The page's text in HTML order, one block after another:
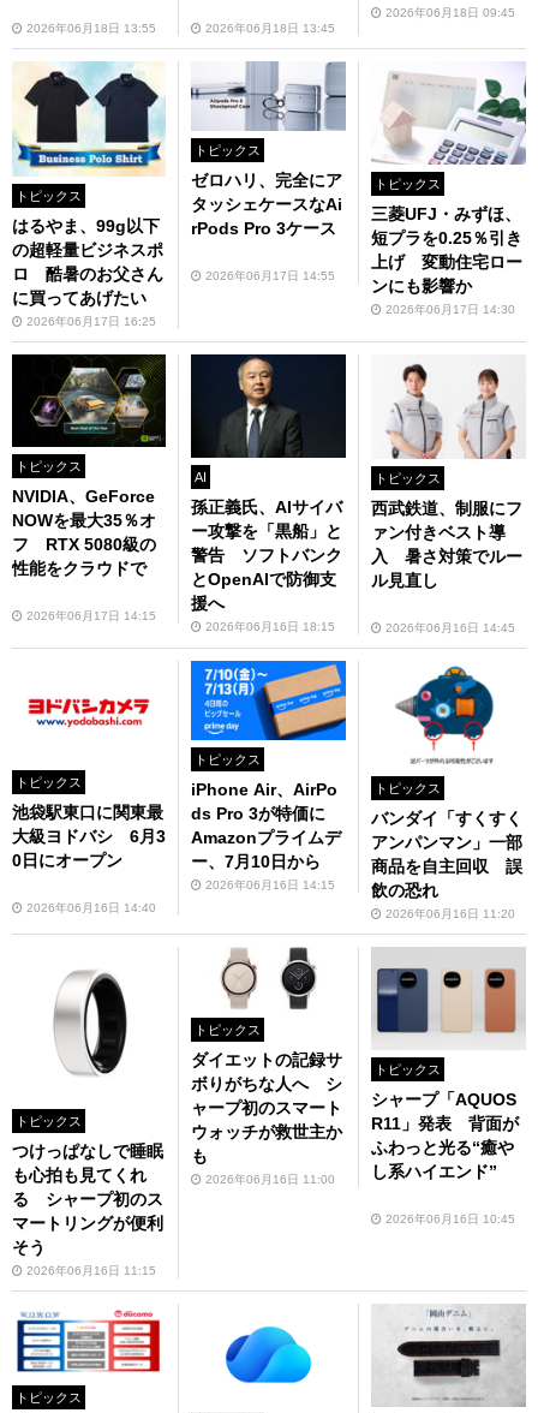
2026年06月18日 13:55 2026年06月18日 13:45
2026年06月18日 09:45
トピックス
はるやま、99g以下
の超軽量ビジネスポ
ロ 酷暑のお父さん
に買ってあげたい
2026年06月17日 16:25
トピックス
ゼロハリ、完全にア
タッシェケースなAi
rPods Pro 3ケース
2026年06月17日 14:55
トピックス
三菱UFJ・みずほ、
短プラを0.25％引き
上げ 変動住宅ロー
ンにも影響か
2026年06月17日 14:30
トピックス
NVIDIA、GeForce
NOWを最大35％オ
フ RTX 5080級の
性能をクラウドで
2026年06月17日 14:15
AI
孫正義氏、AIサイバ
ー攻撃を「黒船」と
警告 ソフトバンク
とOpenAIで防御支
援へ
2026年06月16日 18:15
トピックス
西武鉄道、制服にフ
ァン付きベスト導
入 暑さ対策でルー
ル見直し
2026年06月16日 14:45
トピックス
池袋駅東口に関東最
大級ヨドバシ 6月3
0日にオープン
2026年06月16日 14:40
トピックス
iPhone Air、AirPo
ds Pro 3が特価に
Amazonプライムデ
ー、7月10日から
2026年06月16日 14:15
トピックス
バンダイ「すくすく
アンパンマン」一部
商品を自主回収 誤
飲の恐れ
2026年06月16日 11:20
トピックス
つけっぱなしで睡眠
も心拍も見てくれ
る シャープ初のス
マートリングが便利
そう
2026年06月16日 11:15
トピックス
ダイエットの記録サ
ボりがちな人へ シ
ャープ初のスマート
ウォッチが救世主か
も
2026年06月16日 11:00
トピックス
シャープ「AQUOS
R11」発表 背面が
ふわっと光る“癒や
し系ハイエンド”
2026年06月16日 10:45
トピックス